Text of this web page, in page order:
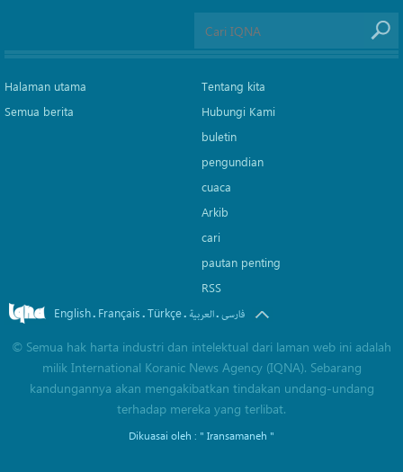
Halaman utama
Semua berita
Tentang kita
Hubungi Kami
buletin
pengundian
cuaca
Arkib
cari
pautan penting
RSS
English. Français.Türkçe. العربیة.فارسی
© Semua hak harta industri dan intelektual dari laman web ini adalah
milik International Koranic News Agency (IQNA). Sebarang
kandungannya akan mengakibatkan tindakan undang-undang
terhadap mereka yang terlibat.
Dikuasai oleh : " Iransamaneh "